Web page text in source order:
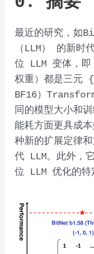
最近的研究，如
（LLM） 的新时
位 LLM 变体，即
权重）都是三元
BF16）
同的模型大小和
能耗方面更具成
种新的扩展定律
代 LLM。此外，
位 LLM 优化的特